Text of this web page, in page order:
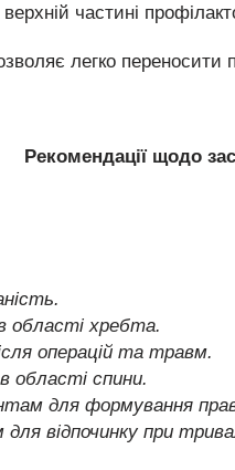
частині
легко переносити
Рекомендації щодо
області хребта.
операцій та травм.
області спини.
для формування
відпочинку при